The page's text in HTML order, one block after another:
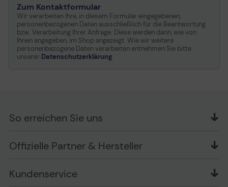
Zum Kontaktformular
Wir verarbeiten Ihre, in diesem Formular eingegebenen,
personenbezogenen Daten ausschließlich für die Beantwortung
bzw. Verarbeitung Ihrer Anfrage. Diese werden dann, wie von
Ihnen angegeben, im Shop angezeigt. Wie wir weitere
personenbezogene Daten verarbeiten entnehmen Sie bitte
unserer Datenschutzerklärung.
Offizielle Partner & Hersteller
Kundenservice
So erreichen Sie uns
Schlesierring 35
Telefon: +49 (0) 2542 / 9558250